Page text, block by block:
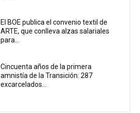
El BOE publica el convenio textil de
ARTE, que conlleva alzas salariales
para...
Cincuenta años de la primera
amnistía de la Transición: 287
excarcelados...